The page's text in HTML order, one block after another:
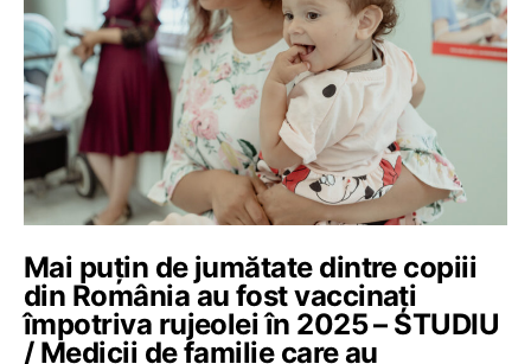
Mai puțin de jumătate dintre copiii
din România au fost vaccinați
împotriva rujeolei în 2025 – STUDIU
/ Medicii de familie care au